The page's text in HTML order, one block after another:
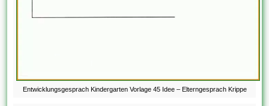
Entwicklungsgesprach Kindergarten Vorlage 45 Idee – Elterngesprach Krippe